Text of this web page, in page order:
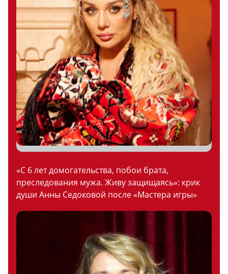
«С 6 лет домогательства, побои брата,
преследования мужа. Живу защищаясь»: крик
души Анны Седоковой после «Мастера игры»